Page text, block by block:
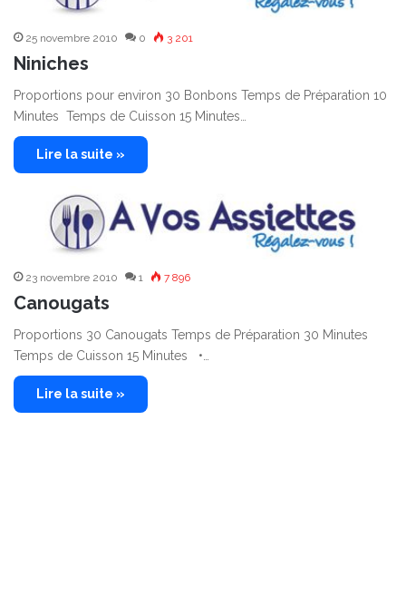
25 novembre 2010 0 3 201
Niniches
Proportions pour environ 30 Bonbons Temps de Préparation 10
Minutes Temps de Cuisson 15 Minutes…
Lire la suite »
23 novembre 2010 1 7 896
Canougats
Proportions 30 Canougats Temps de Préparation 30 Minutes
Temps de Cuisson 15 Minutes •…
Lire la suite »